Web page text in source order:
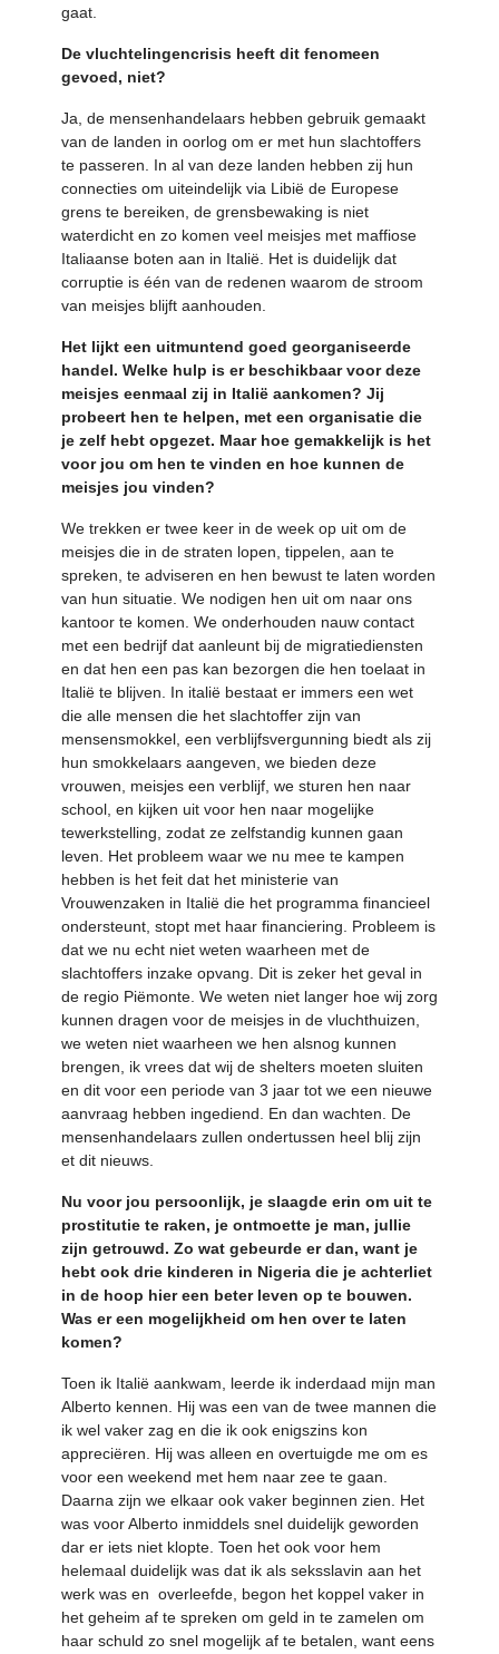
gaat.
De vluchtelingencrisis heeft dit fenomeen
gevoed, niet?
Ja, de mensenhandelaars hebben gebruik gemaakt
van de landen in oorlog om er met hun slachtoffers
te passeren. In al van deze landen hebben zij hun
connecties om uiteindelijk via Libië de Europese
grens te bereiken, de grensbewaking is niet
waterdicht en zo komen veel meisjes met maffiose
Italiaanse boten aan in Italië. Het is duidelijk dat
corruptie is één van de redenen waarom de stroom
van meisjes blijft aanhouden.
Het lijkt een uitmuntend goed georganiseerde
handel. Welke hulp is er beschikbaar voor deze
meisjes eenmaal zij in Italië aankomen? Jij
probeert hen te helpen, met een organisatie die
je zelf hebt opgezet. Maar hoe gemakkelijk is het
voor jou om hen te vinden en hoe kunnen de
meisjes jou vinden?
We trekken er twee keer in de week op uit om de
meisjes die in de straten lopen, tippelen, aan te
spreken, te adviseren en hen bewust te laten worden
van hun situatie. We nodigen hen uit om naar ons
kantoor te komen. We onderhouden nauw contact
met een bedrijf dat aanleunt bij de migratiediensten
en dat hen een pas kan bezorgen die hen toelaat in
Italië te blijven. In italië bestaat er immers een wet
die alle mensen die het slachtoffer zijn van
mensensmokkel, een verblijfsvergunning biedt als zij
hun smokkelaars aangeven, we bieden deze
vrouwen, meisjes een verblijf, we sturen hen naar
school, en kijken uit voor hen naar mogelijke
tewerkstelling, zodat ze zelfstandig kunnen gaan
leven. Het probleem waar we nu mee te kampen
hebben is het feit dat het ministerie van
Vrouwenzaken in Italië die het programma financieel
ondersteunt, stopt met haar financiering. Probleem is
dat we nu echt niet weten waarheen met de
slachtoffers inzake opvang. Dit is zeker het geval in
de regio Piëmonte. We weten niet langer hoe wij zorg
kunnen dragen voor de meisjes in de vluchthuizen,
we weten niet waarheen we hen alsnog kunnen
brengen, ik vrees dat wij de shelters moeten sluiten
en dit voor een periode van 3 jaar tot we een nieuwe
aanvraag hebben ingediend. En dan wachten. De
mensenhandelaars zullen ondertussen heel blij zijn
et dit nieuws.
Nu voor jou persoonlijk, je slaagde erin om uit te
prostitutie te raken, je ontmoette je man, jullie
zijn getrouwd. Zo wat gebeurde er dan, want je
hebt ook drie kinderen in Nigeria die je achterliet
in de hoop hier een beter leven op te bouwen.
Was er een mogelijkheid om hen over te laten
komen?
Toen ik Italië aankwam, leerde ik inderdaad mijn man
Alberto kennen. Hij was een van de twee mannen die
ik wel vaker zag en die ik ook enigszins kon
appreciëren. Hij was alleen en overtuigde me om es
voor een weekend met hem naar zee te gaan.
Daarna zijn we elkaar ook vaker beginnen zien. Het
was voor Alberto inmiddels snel duidelijk geworden
dar er iets niet klopte. Toen het ook voor hem
helemaal duidelijk was dat ik als seksslavin aan het
werk was en overleefde, begon het koppel vaker in
het geheim af te spreken om geld in te zamelen om
haar schuld zo snel mogelijk af te betalen, want eens